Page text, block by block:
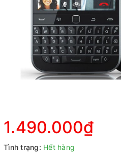
1.490.000₫
Tình trạng: Hết hàng